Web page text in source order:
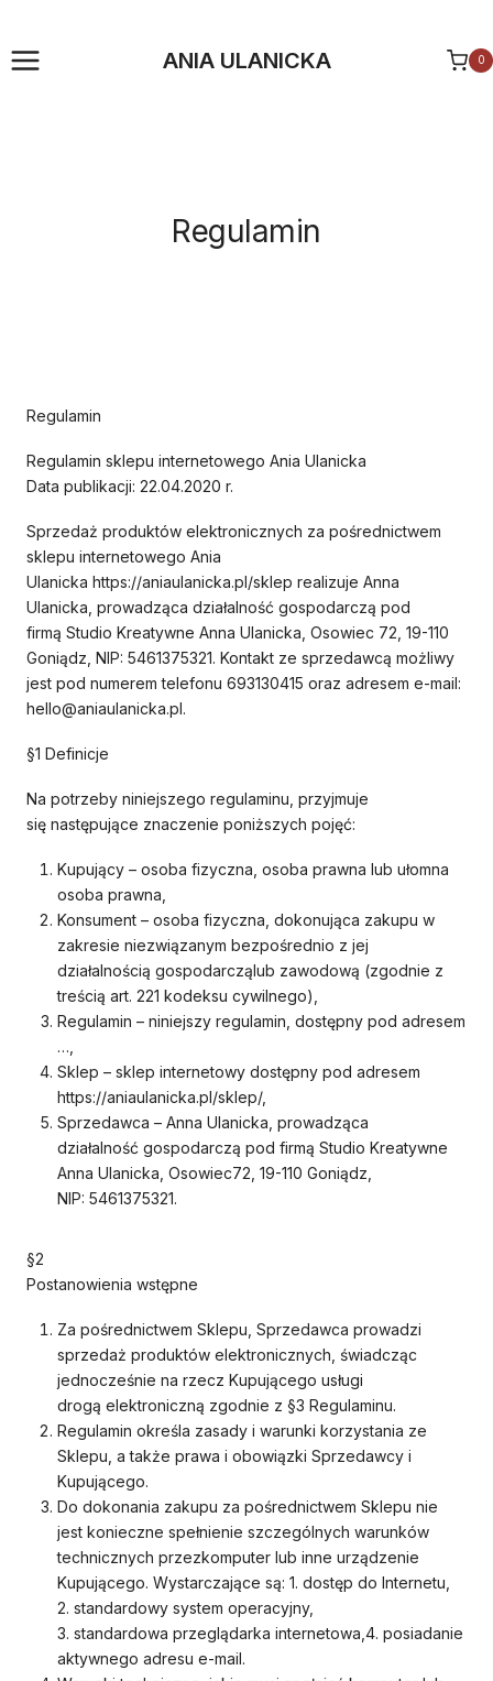
treści
ANIA ULANICKA 0
Regulamin
Regulamin
Regulamin sklepu internetowego Ania Ulanicka
Data publikacji: 22.04.2020 r.
Sprzedaż produktów elektronicznych za pośrednictwem
sklepu internetowego Ania
Ulanicka https://aniaulanicka.pl/sklep realizuje Anna
Ulanicka, prowadząca działalność gospodarczą pod
firmą Studio Kreatywne Anna Ulanicka, Osowiec 72, 19-110
Goniądz, NIP: 5461375321. Kontakt ze sprzedawcą możliwy
jest pod numerem telefonu 693130415 oraz adresem e-mail:
hello@aniaulanicka.pl.
§1 Definicje
Na potrzeby niniejszego regulaminu, przyjmuje
się następujące znaczenie poniższych pojęć:
Kupujący – osoba fizyczna, osoba prawna lub ułomna
osoba prawna,
Konsument – osoba fizyczna, dokonująca zakupu w
zakresie niezwiązanym bezpośrednio z jej
działalnością gospodarcząlub zawodową (zgodnie z
treścią art. 221 kodeksu cywilnego),
Regulamin – niniejszy regulamin, dostępny pod adresem
…,
Sklep – sklep internetowy dostępny pod adresem
https://aniaulanicka.pl/sklep/,
Sprzedawca – Anna Ulanicka, prowadząca
działalność gospodarczą pod firmą Studio Kreatywne
Anna Ulanicka, Osowiec72, 19-110 Goniądz,
NIP: 5461375321.
§2
Postanowienia wstępne
Za pośrednictwem Sklepu, Sprzedawca prowadzi
sprzedaż produktów elektronicznych, świadcząc
jednocześnie na rzecz Kupującego usługi
drogą elektroniczną zgodnie z §3 Regulaminu.
Regulamin określa zasady i warunki korzystania ze
Sklepu, a także prawa i obowiązki Sprzedawcy i
Kupującego.
Do dokonania zakupu za pośrednictwem Sklepu nie
jest konieczne spełnienie szczególnych warunków
technicznych przezkomputer lub inne urządzenie
Kupującego. Wystarczające są: 1. dostęp do Internetu,
2. standardowy system operacyjny,
3. standardowa przeglądarka internetowa,4. posiadanie
aktywnego adresu e-mail.